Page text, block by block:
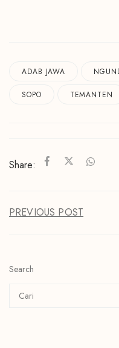
ADAB JAWA
SOPO TEMANTEN
Share:
PREVIOUS POST
Search